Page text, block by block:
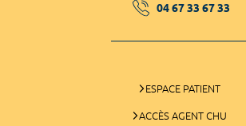
04 67 33 67 33
ESPACE PATIENT
ACCÈS AGENT CHU